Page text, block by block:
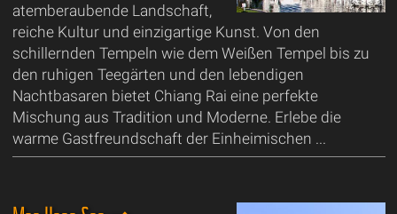
atemberaubende Landschaft,
reiche Kultur und einzigartige Kunst. Von den
schillernden Tempeln wie dem Weißen Tempel bis zu
den ruhigen Teegärten und den lebendigen
Nachtbasaren bietet Chiang Rai eine perfekte
Mischung aus Tradition und Moderne. Erlebe die
warme Gastfreundschaft der Einheimischen ...